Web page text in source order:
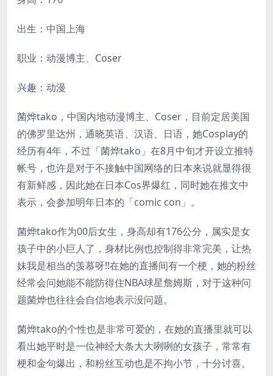
出生：中国上海
职业：动漫博主、Coser
兴趣：动漫
菌烨tako，中国内地动漫博主、Coser，目前定居美国
的佛罗里达州，通晓英语、汉语、日语，她Cosplay的
经历有4年，不过「菌烨tako」在8月中旬才开设立推特
帐号，也许是对于不接触中国网络的日本来说就显得很
有新鲜感，因此她在日本Cos界爆红，同时她在推文中
表示，会参加明年日本的「comic con」。
菌烨tako作为00后女生，身高却有176公分，属实是女
孩子中的小巨人了，身材比例也控制得非常完美，让热
妹我是相当的羡慕呀!!在她的直播间有一个梗，她的粉丝
经常会问她能不能防得住NBA球星詹姆斯，对于这种问
题菌烨也往往会自信地表示没问题。
菌烨tako的个性也是非常可爱的，在她的直播里就可以
看出她平时是一位神经大条大大咧咧的女孩子，常常有
梗和金句爆出，和粉丝互动也是不拘小节，十分讨喜。